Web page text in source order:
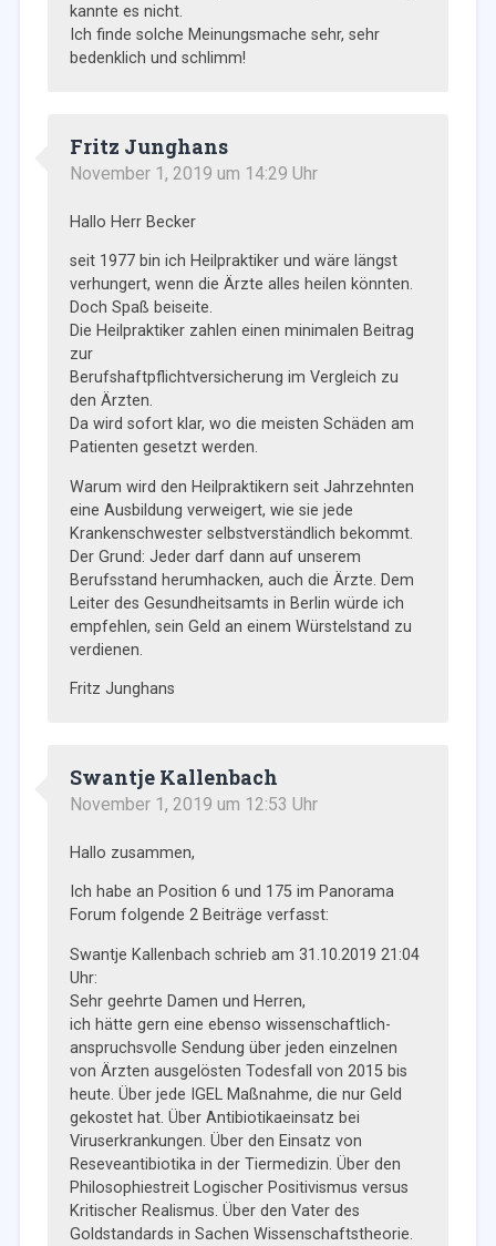
kannte es nicht.
Ich finde solche Meinungsmache sehr, sehr
bedenklich und schlimm!
Fritz Junghans
November 1, 2019 um 14:29 Uhr
Hallo Herr Becker
seit 1977 bin ich Heilpraktiker und wäre längst
verhungert, wenn die Ärzte alles heilen könnten.
Doch Spaß beiseite.
Die Heilpraktiker zahlen einen minimalen Beitrag
zur
Berufshaftpflichtversicherung im Vergleich zu
den Ärzten.
Da wird sofort klar, wo die meisten Schäden am
Patienten gesetzt werden.
Warum wird den Heilpraktikern seit Jahrzehnten
eine Ausbildung verweigert, wie sie jede
Krankenschwester selbstverständlich bekommt.
Der Grund: Jeder darf dann auf unserem
Berufsstand herumhacken, auch die Ärzte. Dem
Leiter des Gesundheitsamts in Berlin würde ich
empfehlen, sein Geld an einem Würstelstand zu
verdienen.
Fritz Junghans
Swantje Kallenbach
November 1, 2019 um 12:53 Uhr
Hallo zusammen,
Ich habe an Position 6 und 175 im Panorama
Forum folgende 2 Beiträge verfasst:
Swantje Kallenbach schrieb am 31.10.2019 21:04
Uhr:
Sehr geehrte Damen und Herren,
ich hätte gern eine ebenso wissenschaftlich-
anspruchsvolle Sendung über jeden einzelnen
von Ärzten ausgelösten Todesfall von 2015 bis
heute. Über jede IGEL Maßnahme, die nur Geld
gekostet hat. Über Antibiotikaeinsatz bei
Viruserkrankungen. Über den Einsatz von
Reseveantibiotika in der Tiermedizin. Über den
Philosophiestreit Logischer Positivismus versus
Kritischer Realismus. Über den Vater des
Goldstandards in Sachen Wissenschaftstheorie.